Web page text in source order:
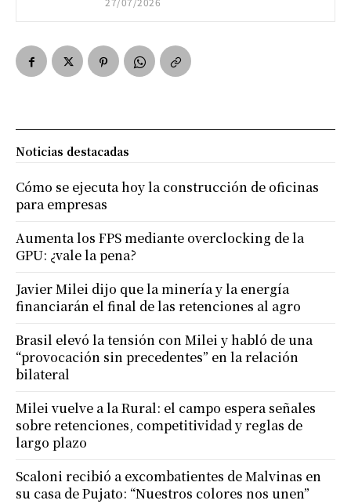
Noticias destacadas
Cómo se ejecuta hoy la construcción de oficinas
para empresas
Aumenta los FPS mediante overclocking de la
GPU: ¿vale la pena?
Javier Milei dijo que la minería y la energía
financiarán el final de las retenciones al agro
Brasil elevó la tensión con Milei y habló de una
“provocación sin precedentes” en la relación
bilateral
Milei vuelve a la Rural: el campo espera señales
sobre retenciones, competitividad y reglas de
largo plazo
Scaloni recibió a excombatientes de Malvinas en
su casa de Pujato: “Nuestros colores nos unen”